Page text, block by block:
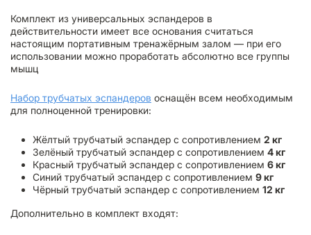
Комплект из универсальных эспандеров в
действительности имеет все основания считаться
настоящим портативным тренажёрным залом — при его
использовании можно проработать абсолютно все группы
мышц
Набор трубчатых эспандеров оснащён всем необходимым
для полноценной тренировки:
Жёлтый трубчатый эспандер с сопротивлением 2 кг
Зелёный трубчатый эспандер с сопротивлением 4 кг
Красный трубчатый эспандер с сопротивлением 6 кг
Синий трубчатый эспандер с сопротивлением 9 кг
Чёрный трубчатый эспандер с сопротивлением 12 кг
Дополнительно в комплект входят: